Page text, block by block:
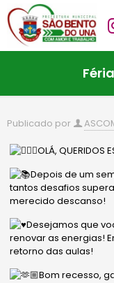
Publicado por
OLÁ, QUERIDOS
Depois de um
tantos desafios
merecido descanso!
Desejamos que
renovar as energias!
retorno das aulas!
Bom recesso,